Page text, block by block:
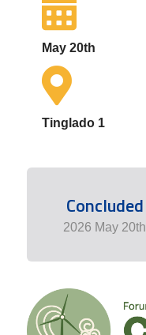
May 20th
Tinglado 1
Concluded
2026 May 20th